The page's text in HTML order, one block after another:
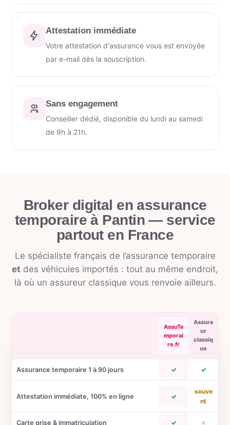
Attestation immédiate
Votre attestation d'assurance vous est envoyée
par e-mail dès la souscription.
Sans engagement
Conseiller dédié, disponible du lundi au samedi
de 9h à 21h.
Broker digital en assurance
temporaire à Pantin— service
partout en France
Le spécialiste français de l’assurance temporaire
et des véhicules importés : tout au même endroit,
là où un assureur classique vous renvoie ailleurs.
AssuTe
mporai
re.fr
Assure
ur
classiq
ue
Assurance temporaire 1 à 90 jours ✓ ✓
Attestation immédiate, 100% en ligne ✓
souve
nt
Carte grise & immatriculation ✓ ✗